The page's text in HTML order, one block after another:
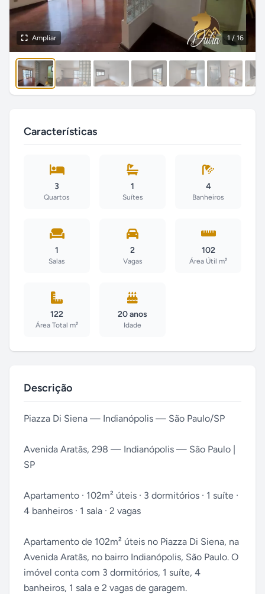
1 / 16
Ampliar
Características
3
Quartos
1
Suítes
4
Banheiros
1
Salas
2
Vagas
102
Área Útil m²
122
Área Total m²
20 anos
Idade
Descrição
Piazza Di Siena — Indianópolis — São Paulo/SP
Avenida Aratãs, 298 — Indianópolis — São Paulo |
SP
Apartamento · 102m² úteis · 3 dormitórios · 1 suíte ·
4 banheiros · 1 sala · 2 vagas
Apartamento de 102m² úteis no Piazza Di Siena, na
Avenida Aratãs, no bairro Indianópolis, São Paulo. O
imóvel conta com 3 dormitórios, 1 suíte, 4
banheiros, 1 sala e 2 vagas de garagem.